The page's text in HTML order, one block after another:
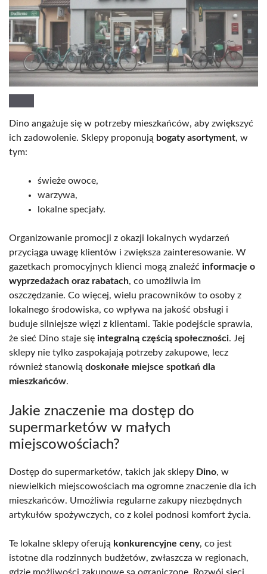
Dino angażuje się w potrzeby mieszkańców, aby zwiększyć
ich zadowolenie. Sklepy proponują bogaty asortyment, w
tym:
świeże owoce,
warzywa,
lokalne specjały.
Organizowanie promocji z okazji lokalnych wydarzeń
przyciąga uwagę klientów i zwiększa zainteresowanie. W
gazetkach promocyjnych klienci mogą znaleźć informacje o
wyprzedażach oraz rabatach, co umożliwia im
oszczędzanie. Co więcej, wielu pracowników to osoby z
lokalnego środowiska, co wpływa na jakość obsługi i
buduje silniejsze więzi z klientami. Takie podejście sprawia,
że sieć Dino staje się integralną częścią społeczności. Jej
sklepy nie tylko zaspokajają potrzeby zakupowe, lecz
również stanowią doskonałe miejsce spotkań dla
mieszkańców.
Jakie znaczenie ma dostęp do
supermarketów w małych
miejscowościach?
Dostęp do supermarketów, takich jak sklepy Dino, w
niewielkich miejscowościach ma ogromne znaczenie dla ich
mieszkańców. Umożliwia regularne zakupy niezbędnych
artykułów spożywczych, co z kolei podnosi komfort życia.
Te lokalne sklepy oferują konkurencyjne ceny, co jest
istotne dla rodzinnych budżetów, zwłaszcza w regionach,